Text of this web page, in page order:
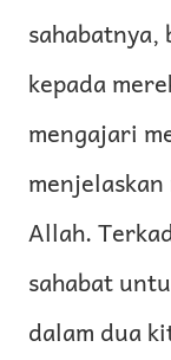
sahabatnya,
kepada
mengajari
Allah.
sahabat
dalam dua